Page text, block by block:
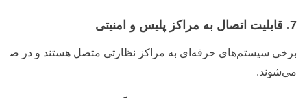
7. قابلیت اتصال به مراکز پلیس و امنیتی
برخی سیستم‌های حرفه‌ای به مراکز نظارتی متصل هستند و در
می‌شوند.